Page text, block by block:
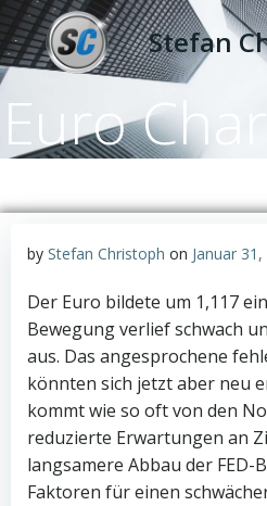
Stefan
Euro
by Stefan Christoph on Januar
Der Euro bildete um 1,117
Bewegung verlief schwach
aus. Das angesprochene
könnten sich jetzt aber neu
kommt wie so oft von den
reduzierte Erwartungen an
langsamere Abbau der FED-
Faktoren für einen